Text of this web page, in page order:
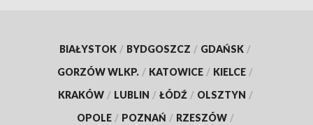
BIAŁYSTOK / BYDGOSZCZ / GDAŃSK /
GORZÓW WLKP. / KATOWICE / KIELCE /
KRAKÓW / LUBLIN / ŁÓDŹ / OLSZTYN /
OPOLE / POZNAŃ / RZESZÓW /